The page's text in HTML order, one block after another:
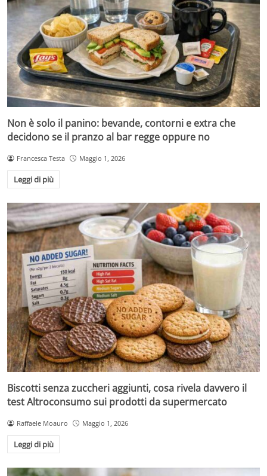
Non è solo il panino: bevande, contorni e extra che
decidono se il pranzo al bar regge oppure no
Francesca Testa Maggio 1, 2026
Leggi di più
Biscotti senza zuccheri aggiunti, cosa rivela davvero il
test Altroconsumo sui prodotti da supermercato
Raffaele Moauro Maggio 1, 2026
Leggi di più